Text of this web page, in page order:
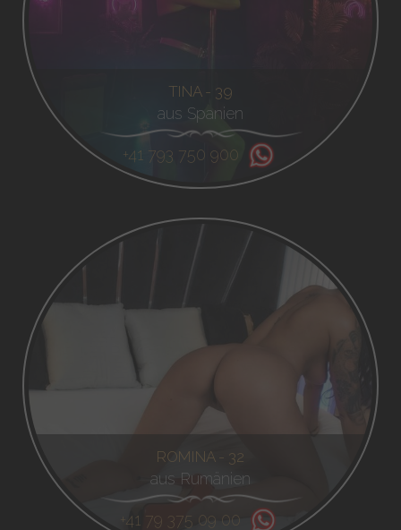
TINA - 39
aus Spanien
+41 793 750 900
ROMINA - 32
aus Rumänien
+41 79 375 09 00